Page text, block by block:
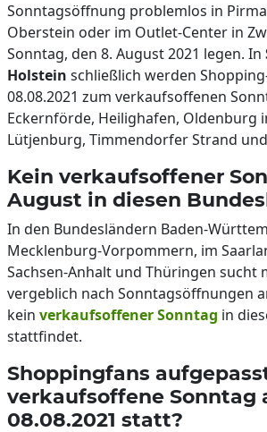
Sonntagsöffnung problemlos in
Oberstein oder im Outlet-Center in
Sonntag, den 8. August 2021 legen. In
Holstein schließlich werden
08.08.2021 zum verkaufsoffenen
Eckernförde, Heilighafen, Oldenburg
Lütjenburg, Timmendorfer Strand
Kein verkaufsoffener
August in diesen
In den Bundesländern Baden-
Mecklenburg-Vorpommern, im
Sachsen-Anhalt und Thüringen sucht
vergeblich nach Sonntagsöffnungen
kein verkaufsoffener Sonntag in
stattfindet.
Shoppingfans
verkaufsoffene Sonntag
08.08.2021 statt?